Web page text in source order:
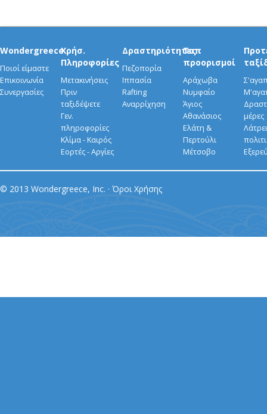
Wondergreece
Ποιοί είμαστε
Επικοινωνία
Συνεργασίες
Χρήσ.
Πληροφορίες
Μετακινήσεις
Πριν
ταξιδέψετε
Γεν.
πληροφορίες
Κλίμα - Καιρός
Εορτές - Αργίες
Δραστηριότητες
Πεζοπορία
Ιππασία
Rafting
Αναρρίχηση
Τοπ
προορισμοί
Αράχωβα
Νυμφαίο
Άγιος
Αθανάσιος
Ελάτη &
Περτούλι
Μέτσοβο
μέρες
© 2013 Wondergreece, Inc. · Όροι Χρήσης